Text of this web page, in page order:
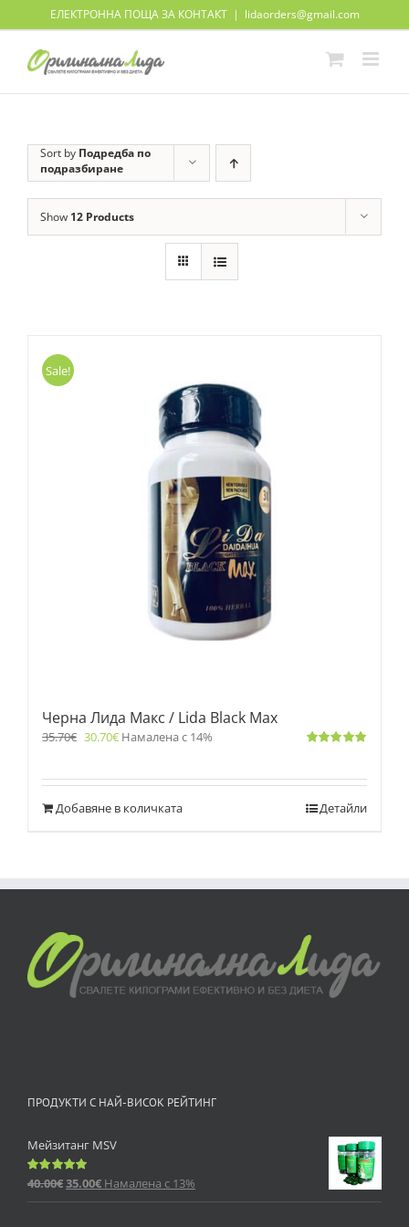
ЕЛЕКТРОННА ПОЩА ЗА КОНТАКТ | lidaorders@gmail.com
Sort by Подредба по
подразбиране
Show 12 Products
Sale!
Черна Лида Макс / Lida Black Max
35.70€ 30.70€ Намалена с 14%
Добавяне в количката Детайли
ПРОДУКТИ С НАЙ-ВИСОК РЕЙТИНГ
Мейзитанг MSV
Оценено
40.00€35.00€ Намалена с 13%